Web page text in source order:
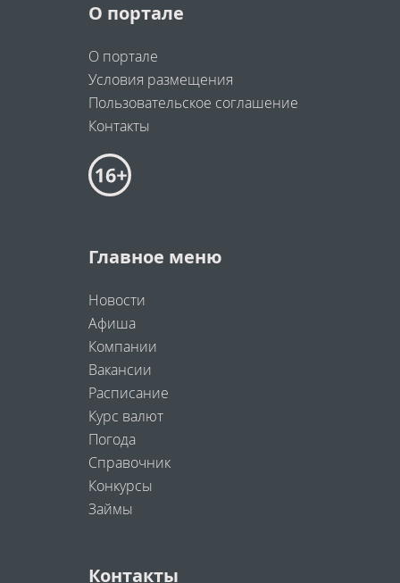
О портале
О портале
Условия размещения
Пользовательское соглашение
Контакты
Главное меню
Новости
Афиша
Компании
Вакансии
Расписание
Курс валют
Погода
Справочник
Конкурсы
Займы
Контакты